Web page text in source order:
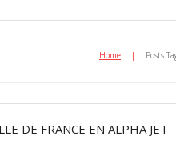
Home | Posts
DE FRANCE EN ALPHA JET